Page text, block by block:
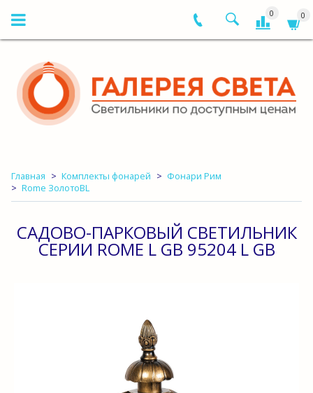
0 0
Главная Комплекты фонарей
Фонари Рим
Rome ЗолотоBL
САДОВО-ПАРКОВЫЙ СВЕТИЛЬНИК
СЕРИИ ROME L GB 95204 L GB